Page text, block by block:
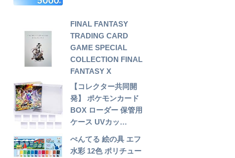
FINAL FANTASY
TRADING CARD
GAME SPECIAL
COLLECTION FINAL
FANTASY X
【コレクター共同開
発】 ポケモンカード
BOX ローダー 保管用
ケース UVカッ…
ぺんてる 絵の具 エフ
水彩 12色 ポリチュー